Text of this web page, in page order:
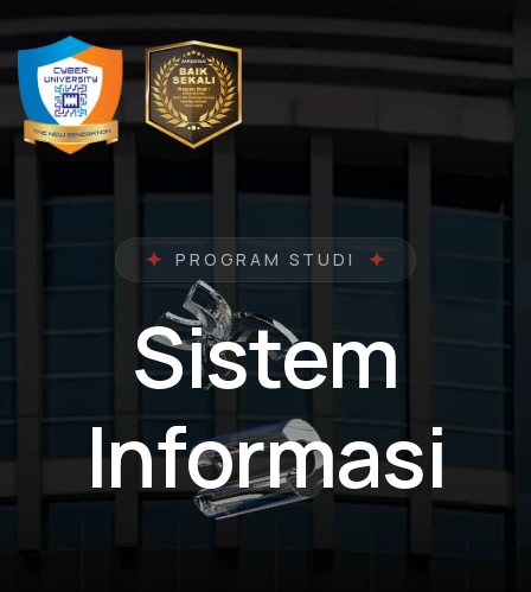
PROGRAM STUDI
Sistem
Informasi